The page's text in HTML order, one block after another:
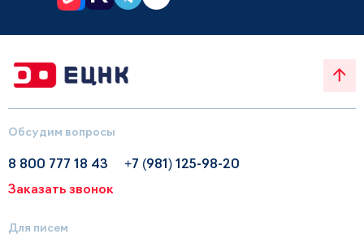
Обсудим вопросы
8 800 777 18 43
+7 (981) 125-98-20
Заказать звонок
Для писем